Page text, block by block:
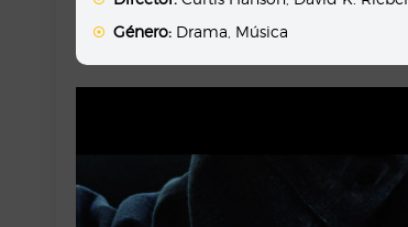
Género: Drama Música